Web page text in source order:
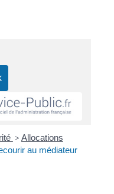
> Allocations
au médiateur